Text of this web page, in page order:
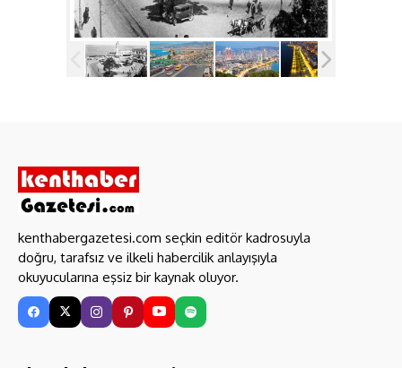
kenthabergazetesi.com seçkin editör kadrosuyla
doğru, tarafsız ve ilkeli habercilik anlayışıyla
okuyucularına eşsiz bir kaynak oluyor.